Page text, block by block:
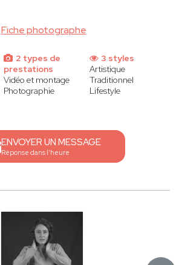
Fiche photographe
2 types de
prestations
Vidéo et montage
Photographie
3 styles
Artistique
Traditionnel
Lifestyle
ENVOYER UN MESSAGE
Réponse dans l'heure